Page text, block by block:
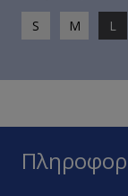
S M L